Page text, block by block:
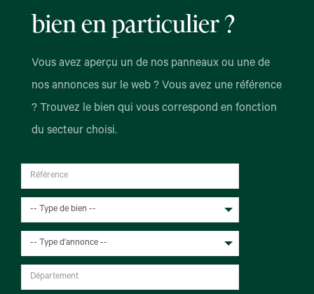
bien en particulier ?
Vous avez aperçu un de nos panneaux ou une de
nos annonces sur le web ? Vous avez une référence
? Trouvez le bien qui vous correspond en fonction
du secteur choisi.
-- Type de bien --
-- Type d'annonce --